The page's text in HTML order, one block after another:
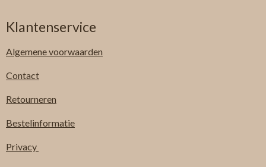
Klantenservice
Algemenevoorwaarden
Contact
Retourneren
Bestelinformatie
Privacy